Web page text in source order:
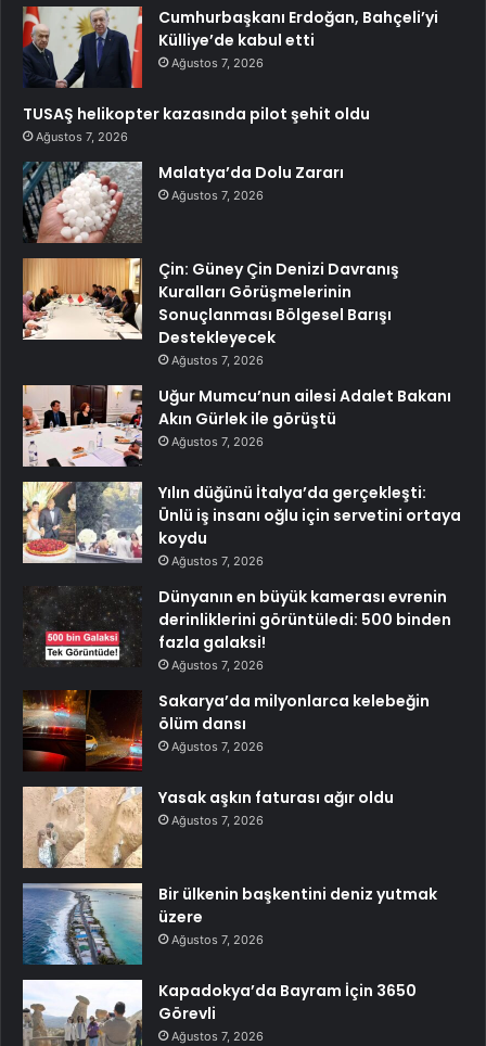
Cumhurbaşkanı Erdoğan, Bahçeli’yi
Külliye’de kabul etti
Ağustos 7, 2026
TUSAŞ helikopter kazasında pilot şehit oldu
Ağustos 7, 2026
Malatya’da Dolu Zararı
Ağustos 7, 2026
Çin: Güney Çin Denizi Davranış
Kuralları Görüşmelerinin
Sonuçlanması Bölgesel Barışı
Destekleyecek
Ağustos 7, 2026
Uğur Mumcu’nun ailesi Adalet Bakanı
Akın Gürlek ile görüştü
Ağustos 7, 2026
Yılın düğünü İtalya’da gerçekleşti:
Ünlü iş insanı oğlu için servetini ortaya
koydu
Ağustos 7, 2026
Dünyanın en büyük kamerası evrenin
derinliklerini görüntüledi: 500 binden
fazla galaksi!
Ağustos 7, 2026
Sakarya’da milyonlarca kelebeğin
ölüm dansı
Ağustos 7, 2026
Yasak aşkın faturası ağır oldu
Ağustos 7, 2026
Bir ülkenin başkentini deniz yutmak
üzere
Ağustos 7, 2026
Kapadokya’da Bayram İçin 3650
Görevli
Ağustos 7, 2026